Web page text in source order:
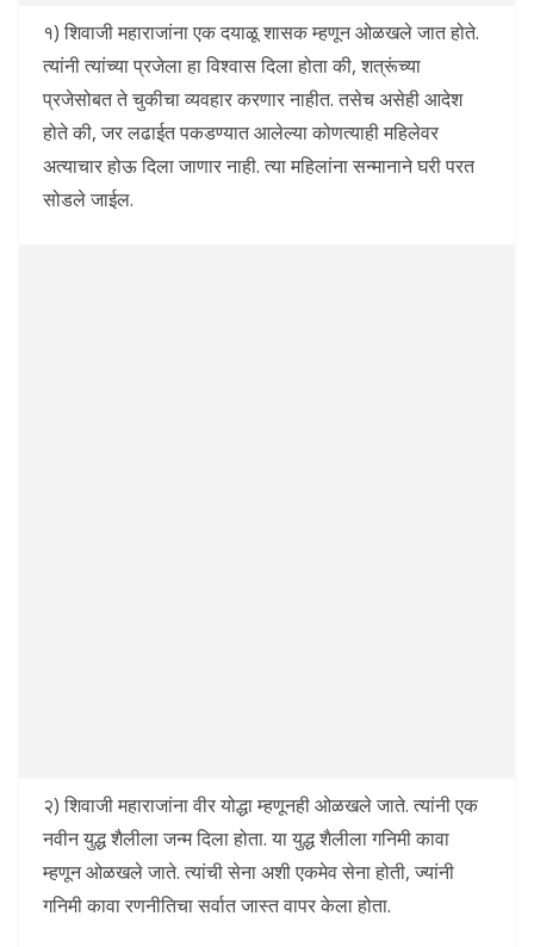
१) शिवाजी महाराजांना एक दयाळू शासक म्हणून ओळखले जात होते.
त्यांनी त्यांच्या प्रजेला हा विश्वास दिला होता की, शत्रूंच्या
प्रजेसोबत ते चुकीचा व्यवहार करणार नाहीत. तसेच असेही आदेश
होते की, जर लढाईत पकडण्यात आलेल्या कोणत्याही महिलेवर
अत्याचार होऊ दिला जाणार नाही. त्या महिलांना सन्मानाने घरी परत
सोडले जाईल.
२) शिवाजी महाराजांना वीर योद्धा म्हणूनही ओळखले जाते. त्यांनी एक
नवीन युद्ध शैलीला जन्म दिला होता. या युद्ध शैलीला गनिमी कावा
म्हणून ओळखले जाते. त्यांची सेना अशी एकमेव सेना होती, ज्यांनी
गनिमी कावा रणनीतिचा सर्वात जास्त वापर केला होता.